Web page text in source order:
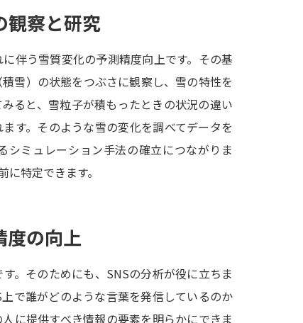
受験準備
志望校・出願校を調べる
併願校選び 受験スケジュールを立
新
大学で学びたい学問発見
観察と研究
伴う雪質変化の予測精度向上です。その基
雪）の状態をつぶさに観察し、雪の特性を
ると、雪粒子が積もったときの状況の違い
す。そのような雪の変化を調べてデータを
シミュレーション手法の確立につながりま
特定できます。
度の向上
。そのためにも、SNSの分析が役に立ちま
で誰がどのような言葉を発信しているのか
に提供すべき情報の要素を明らかにできま